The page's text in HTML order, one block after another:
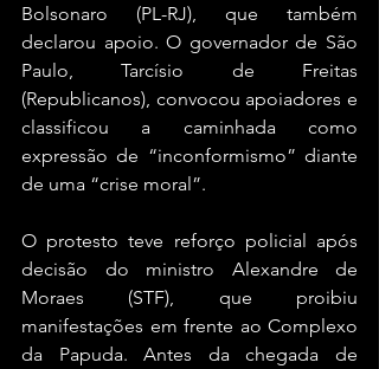
Bolsonaro (PL-RJ), que também
declarou apoio. O governador de São
Paulo, Tarcísio de Freitas
(Republicanos), convocou apoiadores e
classificou a caminhada como
expressão de “inconformismo” diante
de uma “crise moral”.
O protesto teve reforço policial após
decisão do ministro Alexandre de
Moraes (STF), que proibiu
manifestações em frente ao Complexo
da Papuda. Antes da chegada de